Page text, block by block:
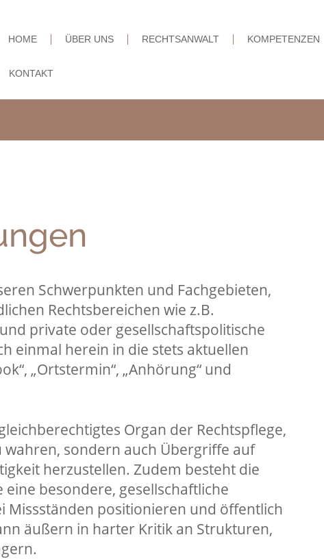
HOME ÜBER UNS RECHTSANWALT KOMPETENZEN
KONTAKT
Schwerpunkten und Fachgebieten,
Rechtsbereichen wie z.B.
private oder gesellschaftspolitische
einmal herein in die stets aktuellen
„Ortstermin“, „Anhörung“ und
Organ der Rechtspflege,
wahren, sondern auch Übergriffe auf
herzustellen. Zudem besteht die
eine besondere, gesellschaftliche
Missständen positionieren und öffentlich
äußern in harter Kritik an Strukturen,